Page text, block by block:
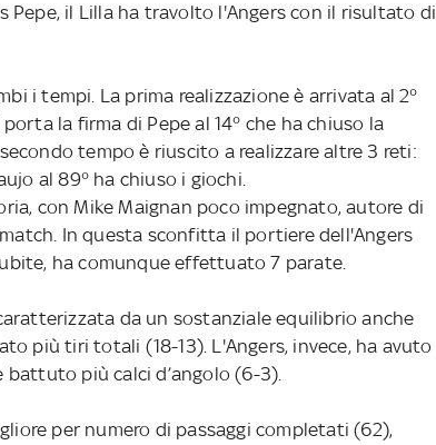
Pepe, il Lilla ha travolto l'Angers con il risultato di
i tempi. La prima realizzazione è arrivata al 2°
la firma di Pepe al 14° che ha chiuso la
tempo è riuscito a realizzare altre 3 reti:
al 89° ha chiuso i giochi.
con Mike Maignan poco impegnato, autore di
In questa sconfitta il portiere dell'Angers
ha comunque effettuato 7 parate.
da un sostanziale equilibrio anche
più tiri totali (18-13). L'Angers, invece, ha avuto
battuto più calci d’angolo (6-3).
per numero di passaggi completati (62),